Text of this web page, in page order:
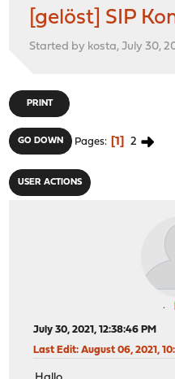
[gelöst] SIP
Started by kosta, July 30,
PRINT
GO DOWN Pages 1 2
USER ACTIONS
July 30, 2021, 12:38:46 PM
Last Edit: August 06, 2021,